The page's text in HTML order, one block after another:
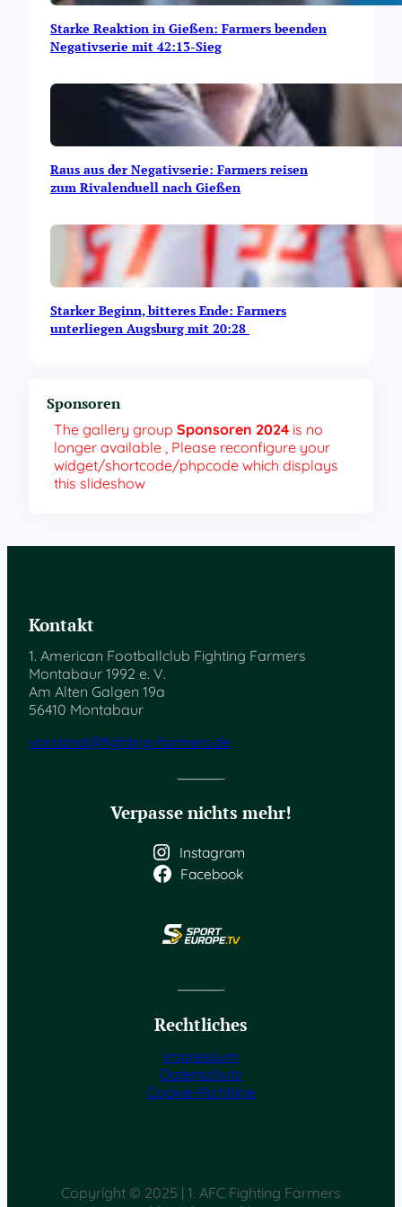
Starke Reaktion in Gießen: Farmers beenden
Negativserie mit 42:13-Sieg
Raus aus der Negativserie: Farmers reisen
zum Rivalenduell nach Gießen
Starker Beginn, bitteres Ende: Farmers
unterliegen Augsburg mit 20:28
Sponsoren
The gallery group Sponsoren 2024 is no
longer available , Please reconfigure your
widget/shortcode/phpcode which displays
this slideshow
Kontakt
1. American Footballclub Fighting Farmers
Montabaur 1992 e. V.
Am Alten Galgen 19a
56410 Montabaur
vorstand@fighting-farmers.de
Verpasse nichts mehr!
Instagram
Facebook
Rechtliches
Impressum
Datenschutz
Cookie-Richtlinie
Copyright © 2025 | 1. AFC Fighting Farmers